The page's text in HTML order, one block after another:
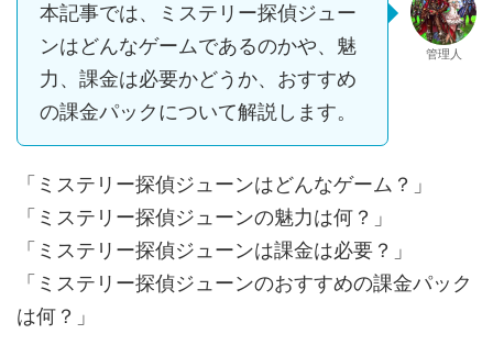
本記事では、ミステリー探偵ジュー
ンはどんなゲームであるのかや、魅
力、課金は必要かどうか、おすすめ
の課金パックについて解説します。
管理人
「ミステリー探偵ジューンはどんなゲーム？」
「ミステリー探偵ジューンの魅力は何？」
「ミステリー探偵ジューンは課金は必要？」
「ミステリー探偵ジューンのおすすめの課金パック
は何？」